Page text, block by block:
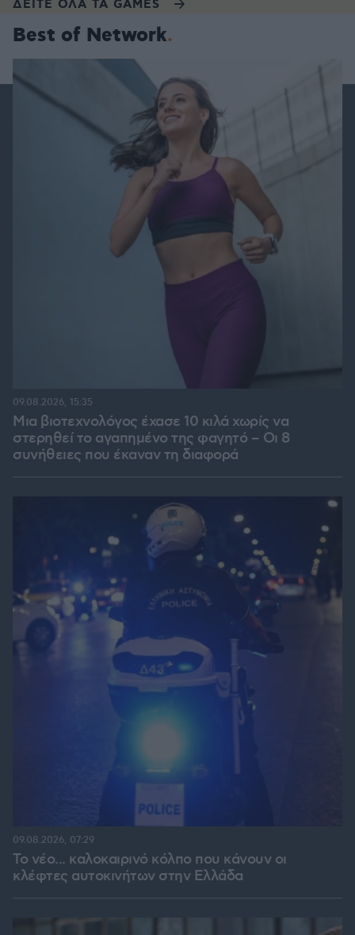
ΔΕΙΤΕ ΟΛΑ ΤΑ GAMES
Best of Network
Μια βιοτεχνολόγος έχασε 10 κιλά χωρίς να
στερηθεί το αγαπημένο της φαγητό – Οι 8
συνήθειες που έκαναν τη διαφορά
09.08.2026, 15:35
Το νέο... καλοκαιρινό κόλπο που κάνουν οι
κλέφτες αυτοκινήτων στην Ελλάδα
09.08.2026, 07:29